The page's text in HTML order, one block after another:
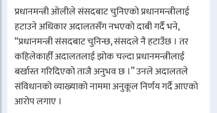
प्रधानमन्त्री ओलीले संसदबाट चुनिएको प्रधानमन्त्रीलाई
हटाउने अधिकार अदालतसँग नभएको दाबी गर्दै भने,
“प्रधानमन्त्री संसदबाट चुनिन्छ, संसदले नै हटाउँछ । तर
कहिलेकाहीँ अदालतलाई झोक चल्दा प्रधानमन्त्रीलाई
बर्खास्त गरिदिएको ताजै अनुभव छ ।” उनले अदालतले
संविधानको व्याख्याको नाममा अनुकूल निर्णय गर्दै आएको
आरोप लगाए ।